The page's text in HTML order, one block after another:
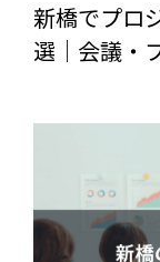
新橋でプロ
選｜会議・